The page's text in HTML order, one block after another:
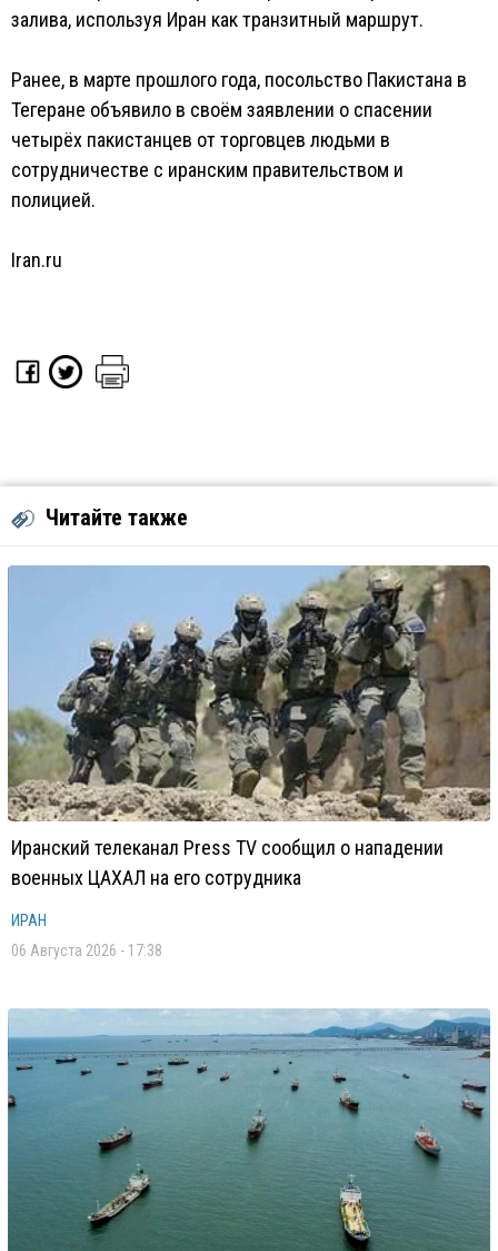
залива, используя Иран как транзитный маршрут.
Ранее, в марте прошлого года, посольство Пакистана в
Тегеране объявило в своём заявлении о спасении
четырёх пакистанцев от торговцев людьми в
сотрудничестве с иранским правительством и
полицией.
Iran.ru
Читайте также
Иранский телеканал Press TV сообщил о нападении
военных ЦАХАЛ на его сотрудника
ИРАН
06 Августа 2026 - 17:38